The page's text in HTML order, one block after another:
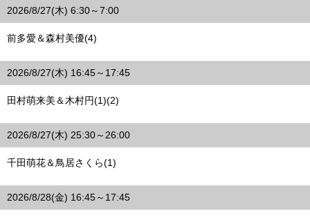
2026/8/27(木) 6:30～7:00
前多愛＆森村美優(4)
2026/8/27(木) 16:45～17:45
田村萌来美＆木村円(1)(2)
2026/8/27(木) 25:30～26:00
千田萌花＆鳥居さくら(1)
2026/8/28(金) 16:45～17:45